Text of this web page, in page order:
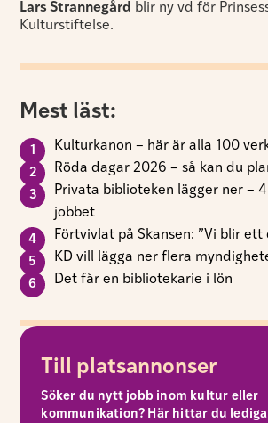
Lars Strannegård blir ny vd för
Kulturstiftelse.
Mest läst:
Kulturkanon – här är alla 100
Röda dagar 2026 – så kan du
Privata biblioteken lägger ner –
jobbet
Förtvivlat på Skansen: ”Vi blir ett
KD vill lägga ner flera
Det får en bibliotekarie i lön
Till platsannonser
Söker du nytt jobb inom kultur eller
kommunikation? Här hittar du